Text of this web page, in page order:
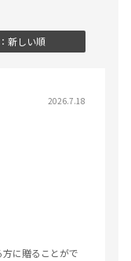
新しい順
2026.7.18
に贈ることがで